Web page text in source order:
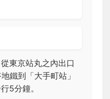
從東京站丸之內出口
鐵到「大手町站」
5分鐘。